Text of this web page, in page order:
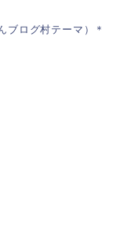
ブログ村テーマ）＊